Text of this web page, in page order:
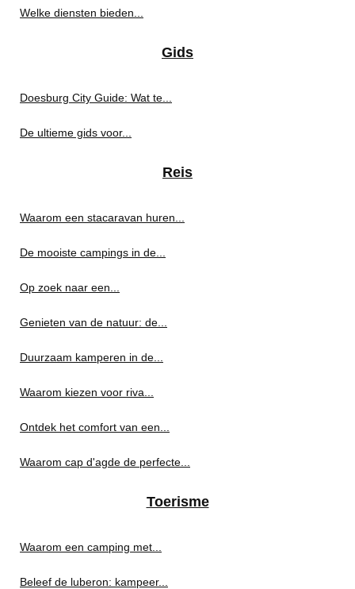
Welke diensten bieden...
Gids
Doesburg City Guide: Wat te...
De ultieme gids voor...
Reis
Waarom een stacaravan huren...
De mooiste campings in de...
Op zoek naar een...
Genieten van de natuur: de...
Duurzaam kamperen in de...
Waarom kiezen voor riva...
Ontdek het comfort van een...
Waarom cap d'agde de perfecte...
Toerisme
Waarom een camping met...
Beleef de luberon: kampeer...